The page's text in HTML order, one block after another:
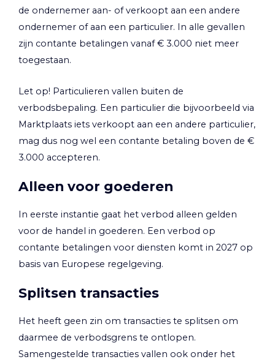
de ondernemer aan- of verkoopt aan een andere
ondernemer of aan een particulier. In alle gevallen
zijn contante betalingen vanaf € 3.000 niet meer
toegestaan.
Let op! Particulieren vallen buiten de
verbodsbepaling. Een particulier die bijvoorbeeld via
Marktplaats iets verkoopt aan een andere particulier,
mag dus nog wel een contante betaling boven de €
3.000 accepteren.
Alleen voor goederen
In eerste instantie gaat het verbod alleen gelden
voor de handel in goederen. Een verbod op
contante betalingen voor diensten komt in 2027 op
basis van Europese regelgeving.
Splitsen transacties
Het heeft geen zin om transacties te splitsen om
daarmee de verbodsgrens te ontlopen.
Samengestelde transacties vallen ook onder het